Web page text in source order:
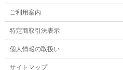
ご利用案内
特定商取引法表示
個人情報の取扱い
サイトマップ